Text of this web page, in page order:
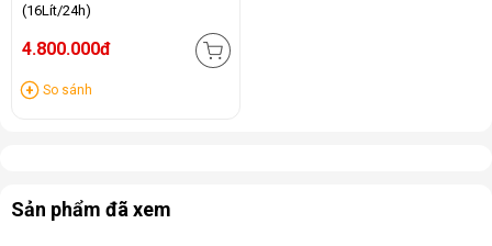
(16Lít/24h)
4.800.000đ
So sánh
Sản phẩm đã xem